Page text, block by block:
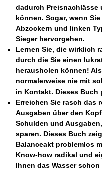
dadurch
können. Sogar, wenn
Abzockern und linken
Sieger hervorgehen.
Lernen Sie, die wirklich
durch die Sie einen
herausholen können!
normalerweise nie mit
in Kontakt. Dieses Buch
Erreichen Sie rasch das
Ausgaben über den
Schulden und
sparen. Dieses Buch
Balanceakt problemlos
Know-how radikal und
Ihnen das Wasser